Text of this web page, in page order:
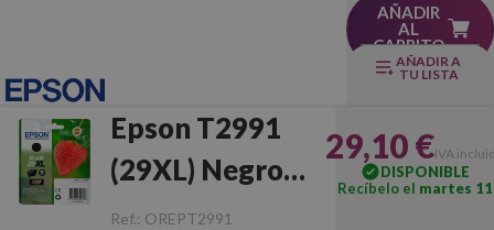
AÑADIR
AL
CARRITO
AÑADIR A
TU LISTA
Epson T2991
(29XL) Negro
Original
Ref.: OREPT2991
29,10 €IVA
DISPONIBLE
Recíbelo el martes 11